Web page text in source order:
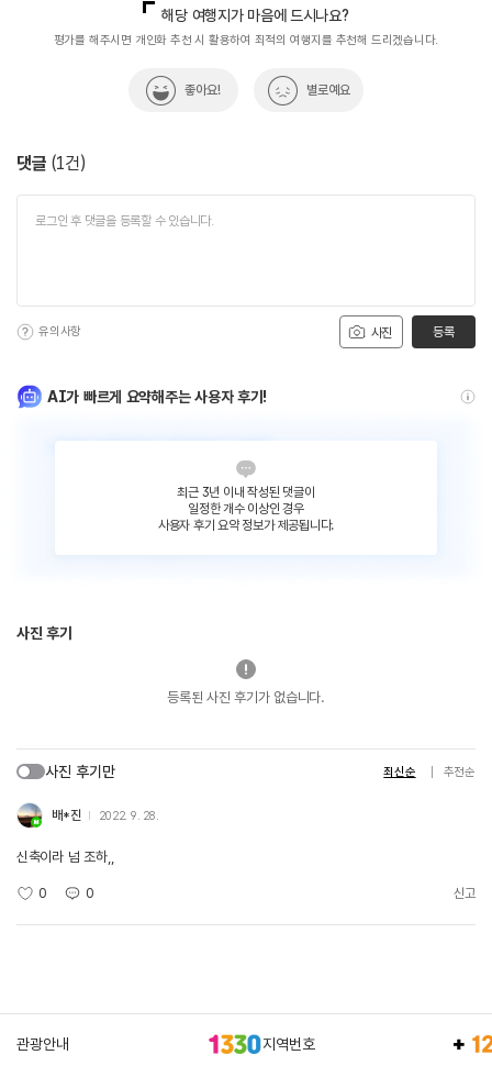
의료웰니스팀(우수웰니스관광지)
033-738-3380
해당 여행지가 마음에 드시나요?
평가를 해주시면 개인화 추천 시 활용하여 최적의 여행지를 추천해 드리겠습니다.
좋아요! 별로예요
댓글 (1건)
사진
유의사항 등록
AI가 빠르게 요약해주는 사용자 후기!
최근 3년 이내 작성된 댓글이
일정한 개수 이상인 경우
사용자 후기 요약 정보가 제공됩니다.
사진 후기
등록된 사진 후기가 없습니다.
사진 후기만 최신순 추천순
배*진 2022. 9. 28.
신축이라 넘 조하,,
0 0 신고
관광안내 지역번호